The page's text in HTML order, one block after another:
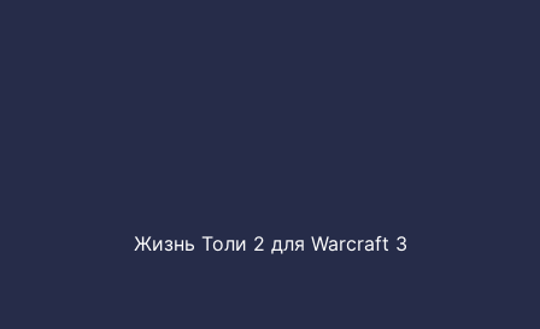
Жизнь Толи 2 для Warcraft 3